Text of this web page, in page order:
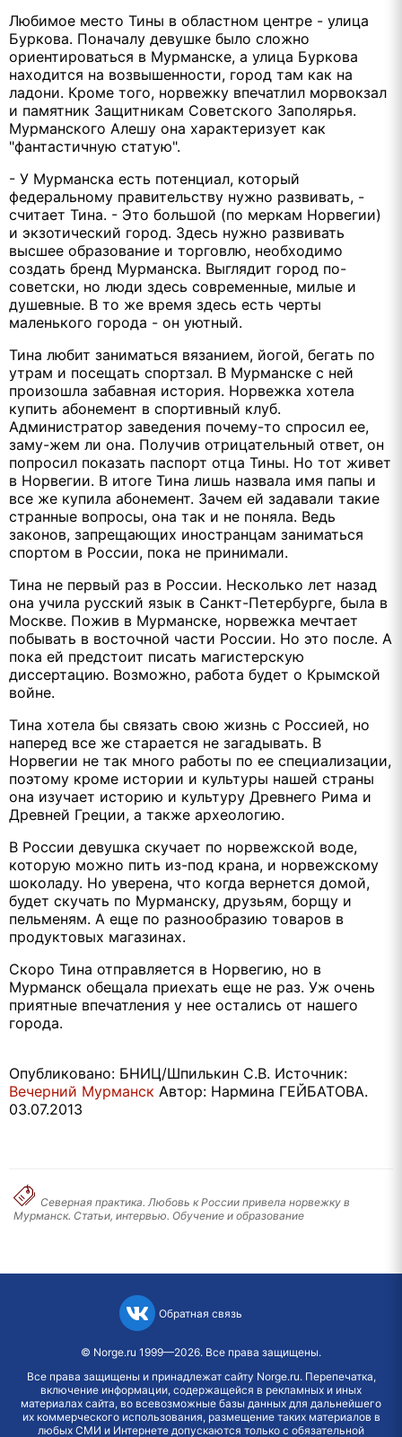
Любимое место Тины в областном центре - улица
Буркова. Поначалу девушке было сложно
ориентироваться в Мурманске, а улица Буркова
находится на возвышенности, город там как на
ладони. Кроме того, норвежку впечатлил морвокзал
и памятник Защитникам Советского Заполярья.
Мурманского Алешу она характеризует как
"фантастичную статую".
- У Мурманска есть потенциал, который
федеральному правительству нужно развивать, -
считает Тина. - Это большой (по меркам Норвегии)
и экзотический город. Здесь нужно развивать
высшее образование и торговлю, необходимо
создать бренд Мурманска. Выглядит город по-
советски, но люди здесь современные, милые и
душевные. В то же время здесь есть черты
маленького города - он уютный.
Тина любит заниматься вязанием, йогой, бегать по
утрам и посещать спортзал. В Мурманске с ней
произошла забавная история. Норвежка хотела
купить абонемент в спортивный клуб.
Администратор заведения почему-то спросил ее,
заму-жем ли она. Получив отрицательный ответ, он
попросил показать паспорт отца Тины. Но тот живет
в Норвегии. В итоге Тина лишь назвала имя папы и
все же купила абонемент. Зачем ей задавали такие
странные вопросы, она так и не поняла. Ведь
законов, запрещающих иностранцам заниматься
спортом в России, пока не принимали.
Тина не первый раз в России. Несколько лет назад
она учила русский язык в Санкт-Петербурге, была в
Москве. Пожив в Мурманске, норвежка мечтает
побывать в восточной части России. Но это после. А
пока ей предстоит писать магистерскую
диссертацию. Возможно, работа будет о Крымской
войне.
Тина хотела бы связать свою жизнь с Россией, но
наперед все же старается не загадывать. В
Норвегии не так много работы по ее специализации,
поэтому кроме истории и культуры нашей страны
она изучает историю и культуру Древнего Рима и
Древней Греции, а также археологию.
В России девушка скучает по норвежской воде,
которую можно пить из-под крана, и норвежскому
шоколаду. Но уверена, что когда вернется домой,
будет скучать по Мурманску, друзьям, борщу и
пельменям. А еще по разнообразию товаров в
продуктовых магазинах.
Скоро Тина отправляется в Норвегию, но в
Мурманск обещала приехать еще не раз. Уж очень
приятные впечатления у нее остались от нашего
города.
Опубликовано: БНИЦ/Шпилькин С.В. Источник:
Вечерний Мурманск Автор: Нармина ГЕЙБАТОВА.
03.07.2013
Северная практика. Любовь к России привела норвежку в
Мурманск. Статьи, интервью. Обучение и образование
Обратная связь
© Norge.ru 1999—2026. Все права защищены.
Все права защищены и принадлежат сайту Norge.ru. Перепечатка,
включение информации, содержащейся в рекламных и иных
материалах сайта, во всевозможные базы данных для дальнейшего
их коммерческого использования, размещение таких материалов в
любых СМИ и Интернете допускаются только с обязательной